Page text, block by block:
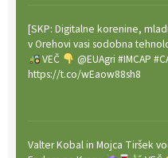
[SKP: Digitalne korenine,
v Orehovi vasi sodobna
VEČ
@EUAgri #IMCAP
https://t.co/wEaow88sh8
Valter Kobal in Mojca Tiršek